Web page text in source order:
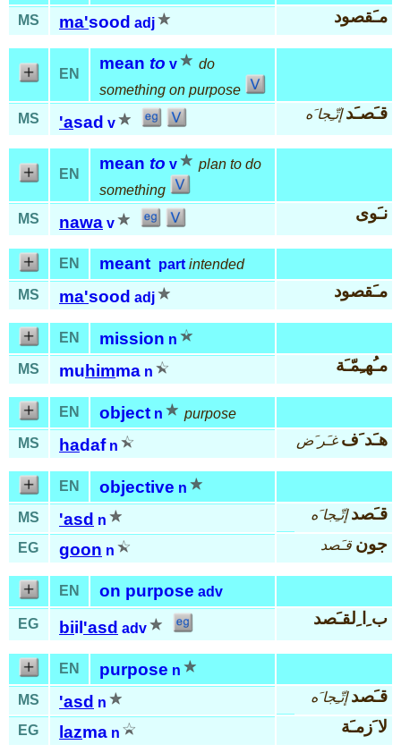
MS
ma'sood adj مـَقصود
EN
mean to v
do
something on purpose
MS
'asad v
قـَصـَد إتّـِجا َه
EN
mean to v
plan to do
something
MS
nawa v
نـَوى
EN meant part intended
MS
ma'sood adj مـَقصود
EN mission n
MS
muhimma n مـُهـِمّـَة
EN object n
purpose
MS
hadaf n هـَد َف غـَر َض
EN objective n
MS
'asd n قـَصد إتّـِجا َه
EG goon n جون قـَصد
EN on purpose adv
EG biil 'asd adv
ب ِا ِلقـَصد
EN purpose n
MS
'asd n قـَصد إتّـِجا َه
EG lazma n لا َزمـَة